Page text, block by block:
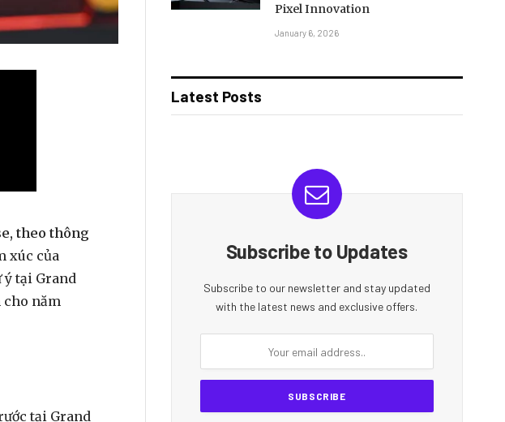
theo thông
xúc của
tại Grand
cho năm
tại Grand
Pixel Innovation
January 6, 2026
Latest Posts
Subscribe to Updates
Subscribe to our newsletter and stay updated
with the latest news and exclusive offers.